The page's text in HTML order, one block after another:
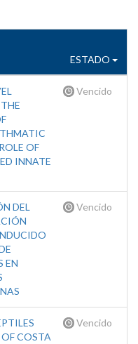
ESTADO
OF
INNATE
Vencido
DEL
EN
Vencido
COSTA
Vencido